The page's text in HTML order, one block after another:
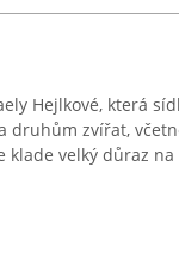
Hejlkové, která
zvířat,
klade velký důraz